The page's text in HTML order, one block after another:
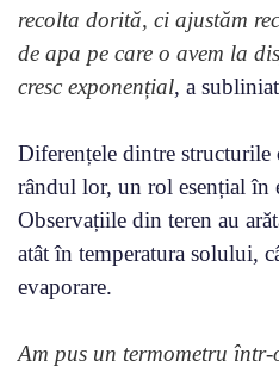
recolta dorită, ci ajustăm
de apa pe care o avem la
cresc exponențial, a
Diferențele dintre structurile
rândul lor, un rol esențial în
Observațiile din teren au
atât în temperatura solului,
evaporare.
Am pus un termometru într-